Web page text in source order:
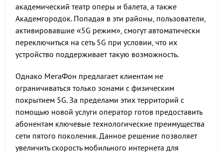
академический театр оперы и балета, а также
Академгородок. Попадая в эти районы, пользователи,
активировавшие «5G режим», смогут автоматически
переключиться на сеть 5G при условии, что их
устройство поддерживает такую возможность.
Однако МегаФон предлагает клиентам не
ограничиваться только зонами с физическим
покрытием 5G. За пределами этих территорий с
помощью новой услуги оператор готов предоставить
абонентам ключевые технологические преимущества
сети пятого поколения. Данное решение позволяет
увеличить скорость мобильного интернета для